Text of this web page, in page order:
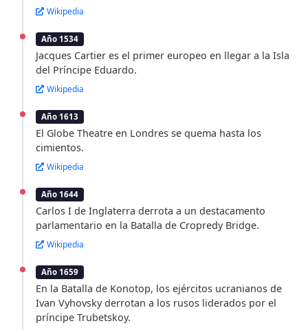
Wikipedia
Año 1534
Jacques Cartier es el primer europeo en llegar a la Isla
del Príncipe Eduardo.
Wikipedia
Año 1613
El Globe Theatre en Londres se quema hasta los
cimientos.
Wikipedia
Año 1644
Carlos I de Inglaterra derrota a un destacamento
parlamentario en la Batalla de Cropredy Bridge.
Wikipedia
Año 1659
En la Batalla de Konotop, los ejércitos ucranianos de
Ivan Vyhovsky derrotan a los rusos liderados por el
príncipe Trubetskoy.